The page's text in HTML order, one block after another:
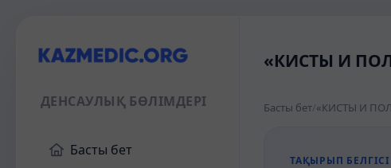
ДЕНСАУЛЫҚ БӨЛІМДЕРІ
Басты бет
«КИСТЫ И
Басты бет/«КИСТЫ И
ТАҚЫРЫП БЕЛГІСІ